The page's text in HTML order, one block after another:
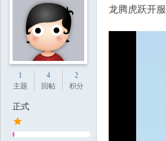
1
主题
4
回帖
2
积分
正式
龙腾虎跃开